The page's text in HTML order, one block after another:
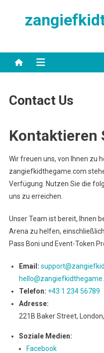
Contact Us
Kontaktieren
Wir freuen uns, von Ihnen zu
zangiefkidthegame.com
Verfügung. Nutzen Sie die
uns zu erreichen.
Unser Team ist bereit, Ihnen
Arena zu helfen,
Pass Boni und Event-Token
Email:
Telefon: +43 1 234 56789
Adresse:
221B Baker Street, London,
Soziale Medien:
Facebook